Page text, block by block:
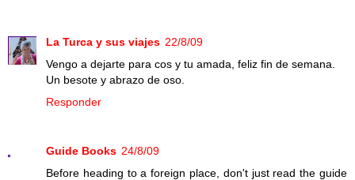
La Turca y sus viajes 22/8/09
Vengo a dejarte para cos y tu amada, feliz fin de semana.
Un besote y abrazo de oso.
Responder
Guide Books 24/8/09
Before heading to a foreign place, don't just read the guide